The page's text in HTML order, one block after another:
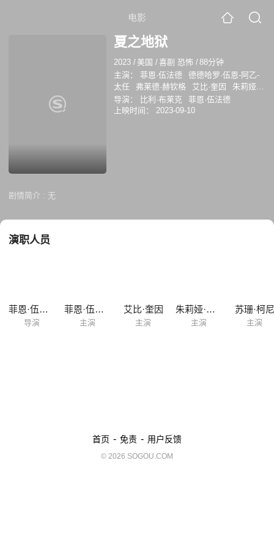
电影
夏之地狱
2023 / 美国 /喜剧 恐怖 /88分钟
主演：
菲恩·伍法德
德德哈罗·伍恩-阿乙-
太任
弗莱德·赫钦格 艾比·奎因
朱莉娅·
拉隆德
比利·布莱克 马修·芬兰
尼
丹尼尔·格拉维尔
萝斯芭德·贝克
导演： 比利·布莱克
菲恩·伍法德
上映时间：
2023-09-10
剧情简介 : 无
演职人员
菲恩·伍法德
导演
菲恩·伍法德
主演
艾比·奎因
主演
朱莉娅·拉隆德
主演
苏珊·柯尼
主演
首页 - 免责 - 用户反馈
© 2026 SOGOU.COM